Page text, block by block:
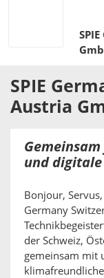
SPIE
Austria
und
Bonjour,
Germany
der Schweiz,
gemeinsam mit